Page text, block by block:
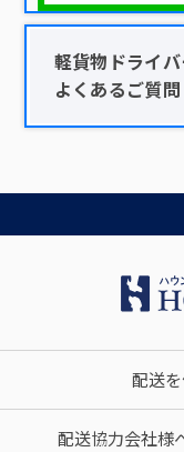
軽貨物ドライ
よくあるご質問
配送
配送協力会社様